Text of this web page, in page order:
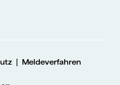
| Meldeverfahren